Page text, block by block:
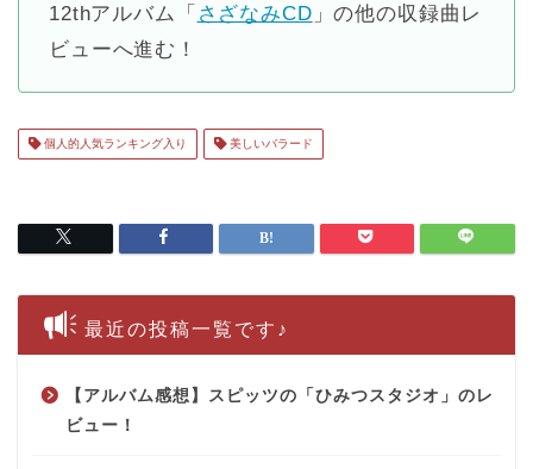
12thアルバム「 さざなみCD 」の他の収録曲レ
ビューへ進む！
個人的人気ランキング入り 美しいバラード
最近の投稿一覧です♪
【アルバム感想】スピッツの「ひみつスタジオ」のレ
ビュー！